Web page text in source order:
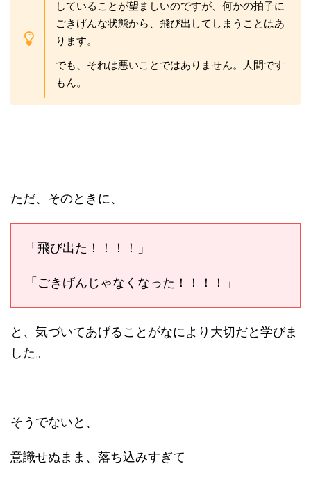
していることが望ましいのですが、何かの拍子に
ごきげんな状態から、飛び出してしまうことはあ
ります。
でも、それは悪いことではありません。人間です
もん。
ただ、そのときに、
「飛び出た！！！！」
「ごきげんじゃなくなった！！！！」
と、気づいてあげることがなにより大切だと学びま
した。
そうでないと、
意識せぬまま、落ち込みすぎて